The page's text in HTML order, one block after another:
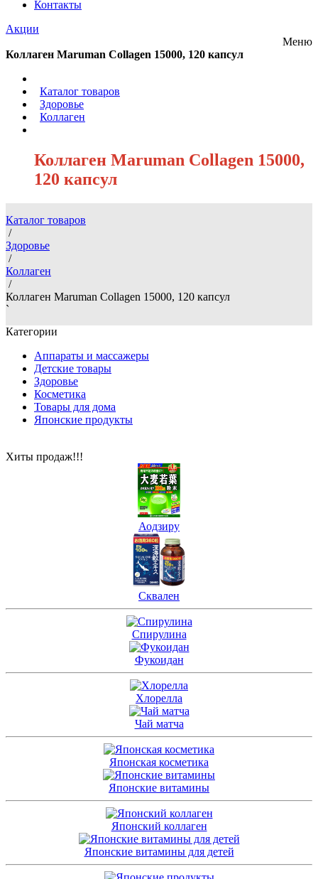
Контакты
Акции
Меню
Коллаген Maruman Collagen 15000, 120 капсул
Каталог товаров
Здоровье
Коллаген
Коллаген Maruman Collagen 15000,
120 капсул
Каталог товаров
/
Здоровье
/
Коллаген
/
Коллаген Maruman Collagen 15000, 120 капсул
`
Категории
Аппараты и массажеры
Детские товары
Здоровье
Косметика
Товары для дома
Японские продукты
Хиты продаж!!!
Аодзиру
Сквален
Спирулина
Фукоидан
Хлорелла
Чай матча
Японская косметика
Японские витамины
Японский коллаген
Японские витамины для детей